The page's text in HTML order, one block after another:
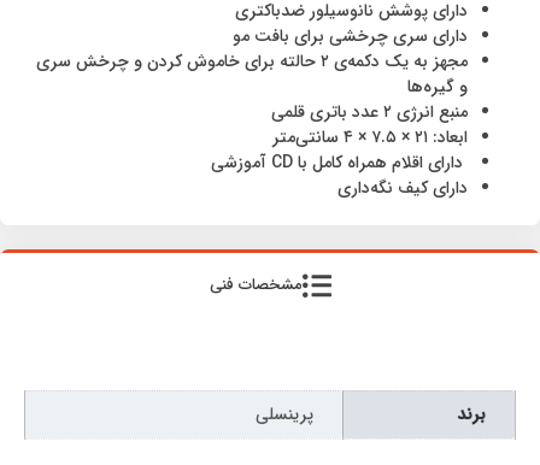
دارای پوشش نانوسیلور ضدباکتری
دارای سری چرخشی برای بافت مو
مجهز به یک دکمه‌ی ۲ حالته برای خاموش کردن و چرخش سری
و گیره‌ها
منبع انرژی ۲ عدد باتری قلمی
ابعاد: ۲۱ × ۷.۵ × ۴ سانتی‌متر
دارای اقلام همراه کامل با CD آموزشی
دارای کیف نگه‌داری
مشخصات فنی
برند پرینسلی